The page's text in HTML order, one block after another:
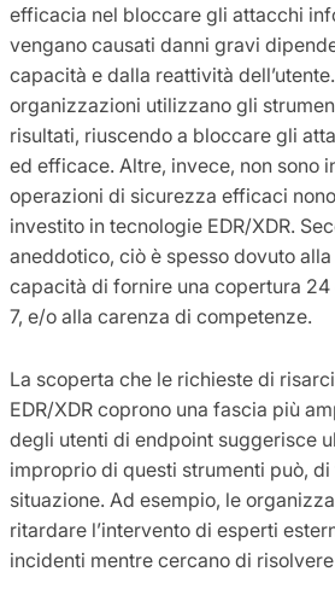
efficacia nel bloccare gli attacchi
vengano causati danni gravi
capacità e dalla reattività
organizzazioni utilizzano gli
risultati, riuscendo a bloccare gli
ed efficace. Altre, invece, non sono
operazioni di sicurezza efficaci
investito in tecnologie EDR/XDR.
aneddotico, ciò è spesso dovuto
capacità di fornire una copertura 24
7, e/o alla carenza di competenze.
La scoperta che le richieste di
EDR/XDR coprono una fascia più
degli utenti di endpoint suggerisce
improprio di questi strumenti può,
situazione. Ad esempio, le
ritardare l’intervento di esperti
incidenti mentre cercano di